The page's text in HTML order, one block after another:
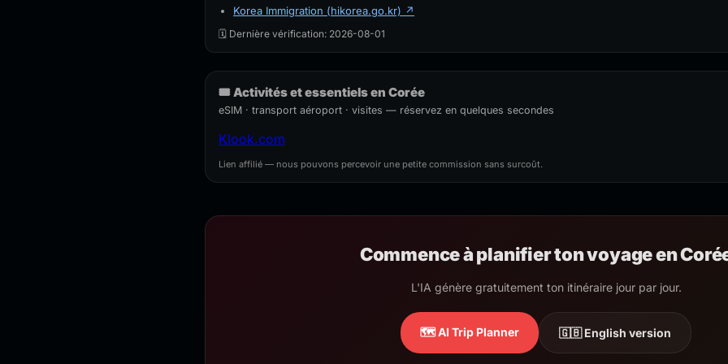
Korea Immigration (hikorea.go.kr) ↗
🗓️ Dernière vérification: 2026-08-01
🎟️ Activités et essentiels en Corée
eSIM · transport aéroport · visites — réservez en quelques secondes
Klook.com
Lien affilié — nous pouvons percevoir une petite commission sans surcoût.
Commence à planifier ton voyage en
L'IA génère gratuitement ton itinéraire jour par jour.
🗺️ AI Trip Planner 🇬🇧 English version